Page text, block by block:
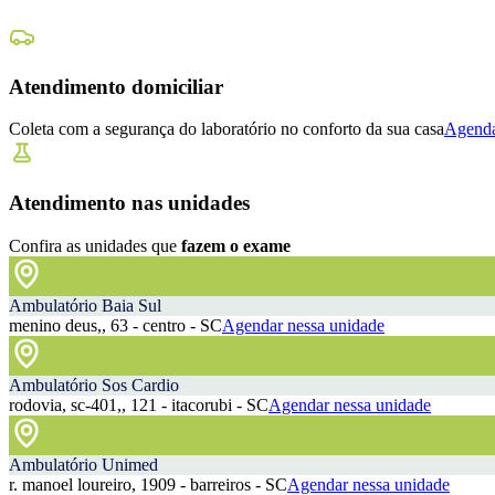
Atendimento domiciliar
Coleta com a segurança do laboratório no conforto da sua casa
Atendimento nas unidades
Confira as unidades que fazem o exame
Ambulatório Baia Sul
menino deus,, 63 - centro - SCAgendar nessa unidade
Ambulatório Sos Cardio
rodovia, sc-401,, 121 - itacorubi - SCAgendar nessa unidade
Ambulatório Unimed
r. manoel loureiro, 1909 - barreiros - SCAgendar nessa unidade